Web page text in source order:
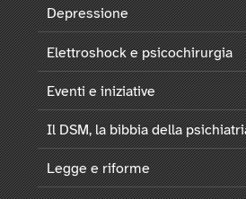
Depressione
Elettroshock e psicochirurgia
Eventi e iniziative
Il DSM, la bibbia della
Legge e riforme